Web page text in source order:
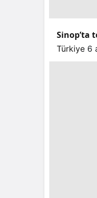
Sinop’ta
Türkiye 6